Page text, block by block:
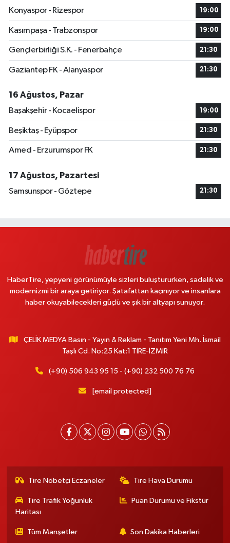
Konyaspor - Rizespor
19:00
Kasımpaşa - Trabzonspor 19:00
Gençlerbirliği S.K. - Fenerbahçe 21:30
Gaziantep FK - Alanyaspor 21:30
16 Ağustos, Pazar
Başakşehir - Kocaelispor
19:00
Beşiktaş - Eyüpspor 21:30
Amed - Erzurumspor FK 21:30
17 Ağustos, Pazartesi
Samsunspor - Göztepe
21:30
HaberTire, yepyeni görünümüyle sizleri buluştururken, sadelik ve
modernizmi bir araya getiriyor. Şatafattan kaçınıyor ve insanlara
haber okuyabilecekleri güçlü ve şık bir altyapı sunuyor.
ÇELİK MEDYA Basın - Yayın & Reklam - Tanıtım Yeni Mh. İsmail
Taşlı Cd. No:25 Kat:1 TİRE-İZMİR
(+90) 506 943 95 15 - (+90) 232 500 76 76
[email protected]
Tire Nöbetçi Eczaneler Tire Hava Durumu
Tire Trafik Yoğunluk
Haritası
Puan Durumu ve Fikstür
Tüm Manşetler Son Dakika Haberleri